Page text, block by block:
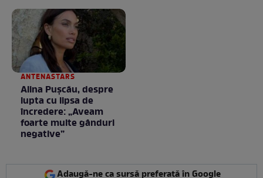
ANTENASTARS
Alina Pușcău, despre
lupta cu lipsa de
încredere: „Aveam
foarte multe gânduri
negative”
Adaugă-ne ca sursă preferată în Google